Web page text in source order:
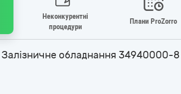
Неконкурентні
процедури
Плани ProZorro
Залізничне обладнання 34940000-8